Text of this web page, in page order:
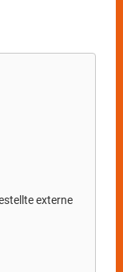
externe